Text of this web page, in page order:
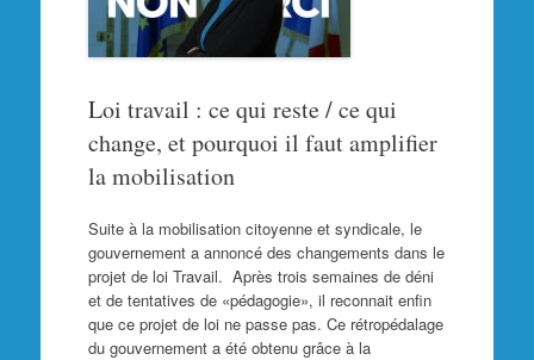
Loi travail : ce qui reste / ce qui
change, et pourquoi il faut amplifier
la mobilisation
Suite à la mobilisation citoyenne et syndicale, le
gouvernement a annoncé des changements dans le
projet de loi Travail. Après trois semaines de déni
et de tentatives de «pédagogie», il reconnait enfin
que ce projet de loi ne passe pas. Ce rétropédalage
du gouvernement a été obtenu grâce à la